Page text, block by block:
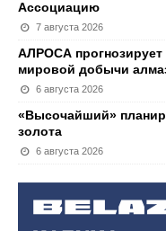
Ассоциацию
7 августа 2026
АЛРОСА прогнозирует
мировой добычи
6 августа 2026
«Высочайший»
золота
6 августа 2026